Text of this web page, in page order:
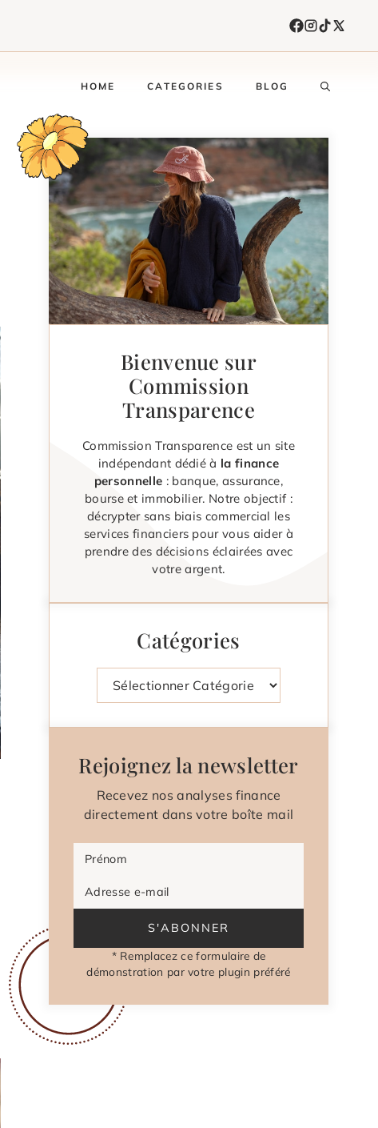
HOME CATEGORIES BLOG
Bienvenue sur
Commission
Transparence
Commission Transparence est un site
indépendant dédié à la finance
personnelle : banque, assurance,
bourse et immobilier. Notre objectif :
décrypter sans biais commercial les
services financiers pour vous aider à
prendre des décisions éclairées avec
votre argent.
Catégories
Catégories
Rejoignez la newsletter
Recevez nos analyses finance
directement dans votre boîte mail
Prénom
Adresse e-mail
S'ABONNER
* Remplacez ce formulaire de
démonstration par votre plugin préféré